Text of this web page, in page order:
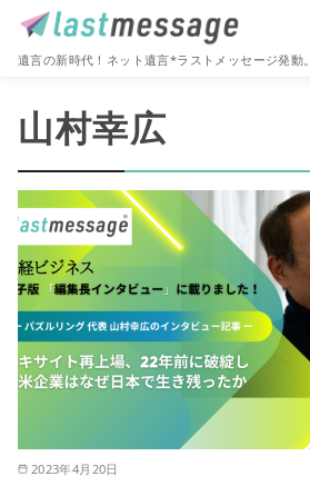
遺言の新時代！ネット遺言*ラストメッセージ発動。
山村幸広
2023年4月20日